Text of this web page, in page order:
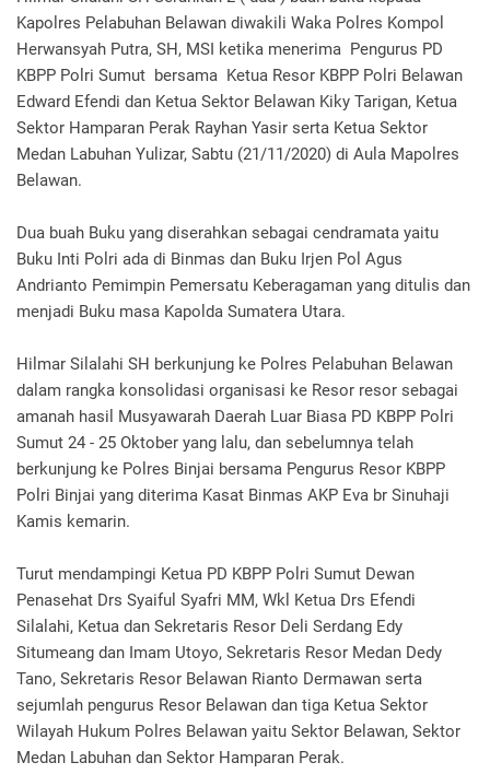
Kapolres Pelabuhan Belawan diwakili Waka Polres Kompol
Herwansyah Putra, SH, MSI ketika menerima Pengurus PD
KBPP Polri Sumut bersama Ketua Resor KBPP Polri Belawan
Edward Efendi dan Ketua Sektor Belawan Kiky Tarigan, Ketua
Sektor Hamparan Perak Rayhan Yasir serta Ketua Sektor
Medan Labuhan Yulizar, Sabtu (21/11/2020) di Aula Mapolres
Belawan.
Dua buah Buku yang diserahkan sebagai cendramata yaitu
Buku Inti Polri ada di Binmas dan Buku Irjen Pol Agus
Andrianto Pemimpin Pemersatu Keberagaman yang ditulis dan
menjadi Buku masa Kapolda Sumatera Utara.
Hilmar Silalahi SH berkunjung ke Polres Pelabuhan Belawan
dalam rangka konsolidasi organisasi ke Resor resor sebagai
amanah hasil Musyawarah Daerah Luar Biasa PD KBPP Polri
Sumut 24 - 25 Oktober yang lalu, dan sebelumnya telah
berkunjung ke Polres Binjai bersama Pengurus Resor KBPP
Polri Binjai yang diterima Kasat Binmas AKP Eva br Sinuhaji
Kamis kemarin.
Turut mendampingi Ketua PD KBPP Polri Sumut Dewan
Penasehat Drs Syaiful Syafri MM, Wkl Ketua Drs Efendi
Silalahi, Ketua dan Sekretaris Resor Deli Serdang Edy
Situmeang dan Imam Utoyo, Sekretaris Resor Medan Dedy
Tano, Sekretaris Resor Belawan Rianto Dermawan serta
sejumlah pengurus Resor Belawan dan tiga Ketua Sektor
Wilayah Hukum Polres Belawan yaitu Sektor Belawan, Sektor
Medan Labuhan dan Sektor Hamparan Perak.